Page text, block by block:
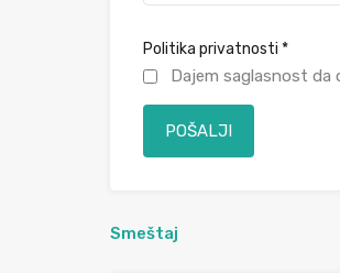
Politika privatnosti *
Dajem saglasnost da
Smeštaj